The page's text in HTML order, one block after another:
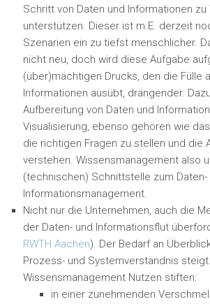
Schritt von Daten und Informationen zu
unterstützen. Dieser ist m.E. derzeit
Szenarien ein zu tiefst menschlicher.
nicht neu, doch wird diese Aufgabe
(über)mächtigen Drucks, den die Fülle
Informationen ausübt, drängender.
Aufbereitung von Daten und
Visualisierung, ebenso gehören wie
die richtigen Fragen zu stellen und die
verstehen. Wissensmanagement also
(technischen) Schnittstelle zum Daten-
Informationsmanagement.
Nicht nur die Unternehmen, auch die
der Daten- und Informationsflut
RWTH Aachen). Der Bedarf an
Prozess- und Systemverständnis
Wissensmanagement Nutzen stiften:
in einer zunehmenden